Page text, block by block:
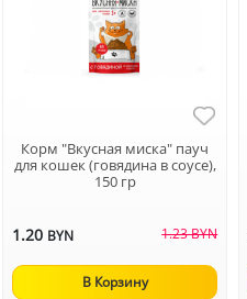
Корм "Вкусная миска" пауч
для кошек (говядина в соусе),
150 гр
1.20 BYN 1.23 BYN
В Корзину